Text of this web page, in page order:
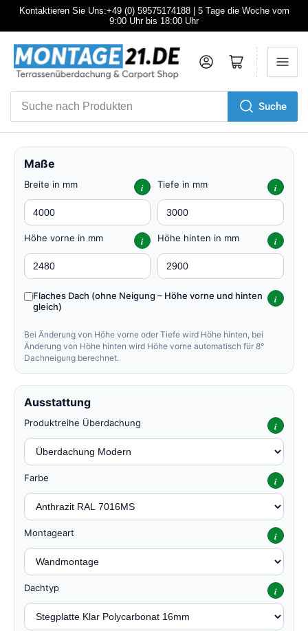
Kontaktieren Sie Uns:+49 (0) 59575174188 | 5 Tage die Woche vom
9:00 Uhr bis 18:00 Uhr
Produkten
Suche
AnmeldenMini-Warenkorb öffnen